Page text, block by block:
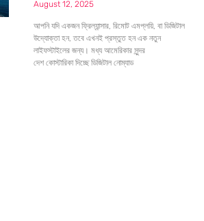
August 12, 2025
আপনি যদি একজন ফ্রিল্যান্সার, রিমোট এমপ্লয়ি, বা ডিজিটাল
উদ্যোক্তা হন, তবে এখনই প্রস্তুত হন এক নতুন
লাইফস্টাইলের জন্য। মধ্য আমেরিকার সুন্দর
দেশ কোস্টারিকা দিচ্ছে ডিজিটাল নোম্যাড